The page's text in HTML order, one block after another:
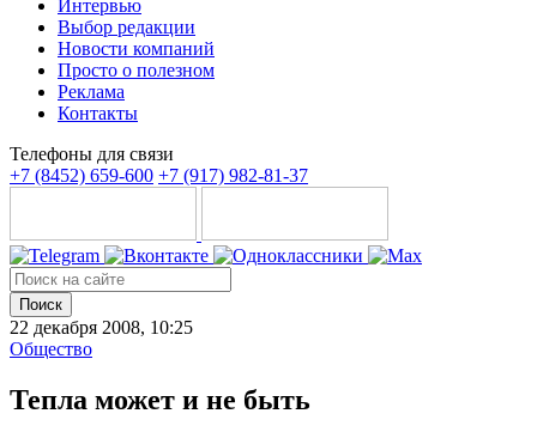
Интервью
Выбор редакции
Новости компаний
Просто о полезном
Реклама
Контакты
Телефоны для связи
+7 (8452) 659-600 +7 (917) 982-81-37
Поиск
22 декабря 2008, 10:25
Общество
Тепла может и не быть